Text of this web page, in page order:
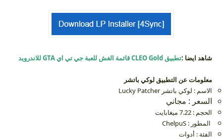
شاهد ايضا :تطبيق CLEO Gold قائمة الغش للعبة جي تي اي GTA للاندرويد
معلومات عن التطبيق لوكي باتشر
الاسم : لوكي باتشر Lucky Patcher
السعر : مجاني
الحجم : 7.22 ميغابايت
المطور : ChelpuS
الفئة : أدوات